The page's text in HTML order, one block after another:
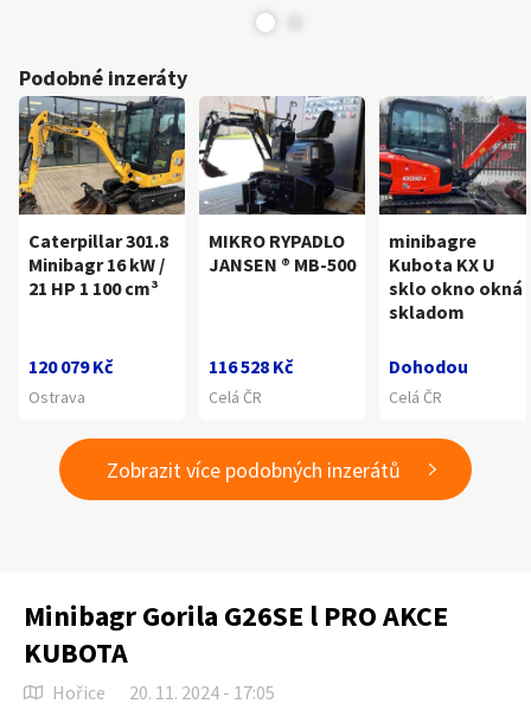
Podobné inzeráty
Caterpillar 301.8
Minibagr 16 kW /
21 HP 1 100 cm³
120 079 Kč
Ostrava
MIKRO RYPADLO
JANSEN ® MB-500
116 528 Kč
Celá ČR
minibagre
Kubota KX U
sklo okno okná
skladom
Dohodou
Celá ČR
Zobrazit více podobných inzerátů
Minibagr Gorila G26SE l PRO AKCE
KUBOTA
Hořice 20. 11. 2024 - 17:05